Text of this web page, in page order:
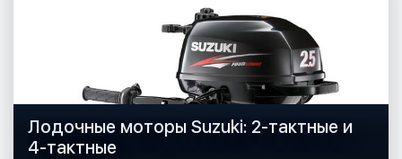
Лодочные моторы Suzuki: 2-тактные и
4-тактные